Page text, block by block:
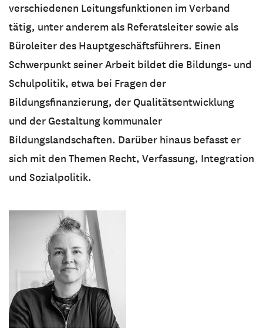
verschiedenen Leitungsfunktionen im Verband
tätig, unter anderem als Referatsleiter sowie als
Büroleiter des Hauptgeschäftsführers. Einen
Schwerpunkt seiner Arbeit bildet die Bildungs- und
Schulpolitik, etwa bei Fragen der
Bildungsfinanzierung, der Qualitätsentwicklung
und der Gestaltung kommunaler
Bildungslandschaften. Darüber hinaus befasst er
sich mit den Themen Recht, Verfassung, Integration
und Sozialpolitik.